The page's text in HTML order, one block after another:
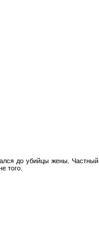
до убийцы жены. Частный
того.